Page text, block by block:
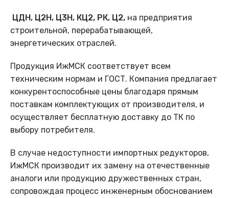
ЦДН, Ц2Н, Ц3Н, КЦ2, РК, Ц2, на предприятия
строительной, перерабатывающей,
энергетических отраслей.
Продукция ИжМСК соответствует всем
техническим нормам и ГОСТ. Компания предлагает
конкурентоспособные цены благодаря прямым
поставкам комплектующих от производителя, и
осуществляет бесплатную доставку до ТК по
выбору потребителя.
В случае недоступности импортных редукторов,
ИжМСК производит их замену на отечественные
аналоги или продукцию дружественных стран,
сопровождая процесс инженерным обоснованием